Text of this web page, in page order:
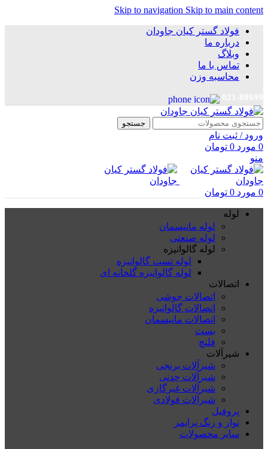
Skip to navigation Skip to main content
فولاد گستر کیان جاودان
درباره ما
وبلاگ
تماس با ما
محاسبه وزن
جستجو
ورود / ثبت نام
0 مورد 0 تومان
منو
0 مورد 0 تومان
لوله
لوله مانیسمان
لوله صنعتی
لوله گالوانیزه
لوله تست گالوانیزه
لوله گالوانیزه گلخانه ای
اتصالات
اتصالات جوشی
اتصالات گالوانیزه
اتصالات مانیسمان
بست
فلنچ
شیرآلات
شیرآلات برنجی
شیرآلات چدنی
شیرآلات غیرگازی
شیرآلات فولادی
پروفیل
نوار و رنگ پرایمر
سایر محصولات